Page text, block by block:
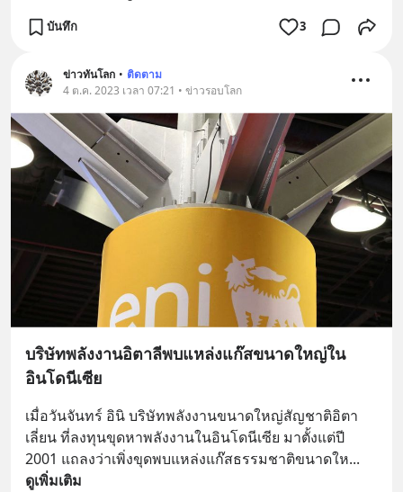
บันทึก 3
ข่าวทันโลก • ติดตาม
4 ต.ค. 2023 เวลา 07:21 • ข่าวรอบโลก
บริษัทพลังงานอิตาลีพบแหล่งแก๊สขนาดใหญ่ใน
อินโดนีเซีย
เมื่อวันจันทร์ อินิ บริษัทพลังงานขนาดใหญ่สัญชาติอิตา
เลี่ยน ที่ลงทุนขุดหาพลังงานในอินโดนีเซีย มาตั้งแต่ปี
2001 แถลงว่าเพิ่งขุดพบแหล่งแก๊สธรรมชาติขนาดให...
ดูเพิ่มเติม